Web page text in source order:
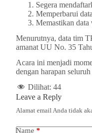
Segera
Memperbarui
Memastikan
Menurutnya, data tim
amanat UU No. 35
Acara ini menjadi
dengan harapan
Dilihat: 44
Leave a Reply
Alamat email Anda tidak
Name *